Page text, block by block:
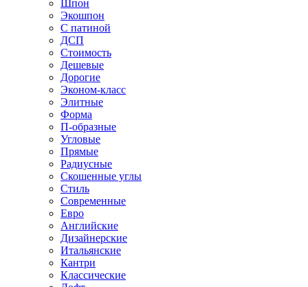
Шпон
Экошпон
С патиной
ДСП
Стоимость
Дешевые
Дорогие
Эконом-класс
Элитные
Форма
П-образные
Угловые
Прямые
Радиусные
Скошенные углы
Стиль
Современные
Евро
Английские
Дизайнерские
Итальянские
Кантри
Классические